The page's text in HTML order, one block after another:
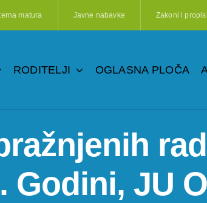
matura Javne nabavke Zakoni i propisi
RODITELJI OGLASNA PLOČA
Godini, JU